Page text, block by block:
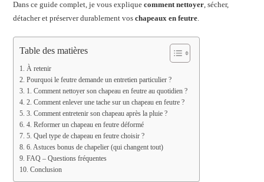
Dans ce guide complet, je vous expliquecomment nettoyer , sécher,
détacher et préserver durablement voschapeaux en feutre
Table des matières
À retenir
Pourquoi le feutre demande un entretien particulier ?
1. Comment nettoyer son chapeau en feutre au quotidien ?
2. Comment enlever une tache sur un chapeau en feutre ?
3. Comment entretenir son chapeau après la pluie ?
4. Reformer un chapeau en feutre déformé
5. Quel type de chapeau en feutre choisir ?
6. Astuces bonus de chapelier (qui changent tout)
FAQ – Questions fréquentes
Conclusion